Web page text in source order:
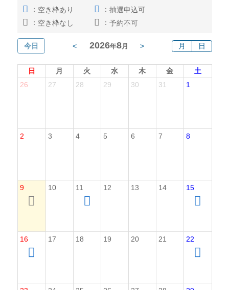
： 空き枠あり ： 抽選申込可
： 空き枠なし ： 予約不可
今日 < 2026年8 月 > 月 日
日 月 火 水 木 金
土
26
27 28 29 30 31 1
2 3 4 5 6 7 8
9 10 11 12 13 14 15
16 17 18 19 20 21 22